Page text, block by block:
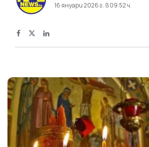
16 януари 2026 г. в 09:52 ч.